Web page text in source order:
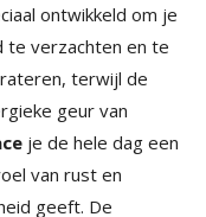
ontwikkeld om je
te verzachten en te
terwijl de
geur van
je de hele dag een
van rust en
geeft. De